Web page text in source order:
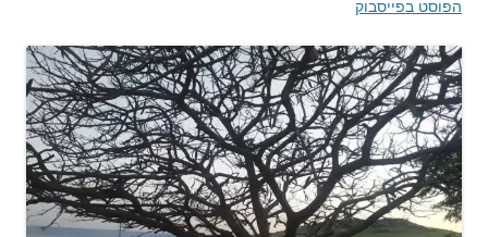
הפוסט בפייסבוק